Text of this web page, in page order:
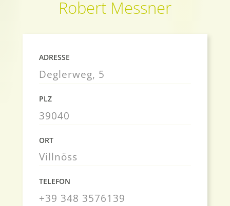
Robert Messner
ADRESSE
Deglerweg, 5
PLZ
39040
ORT
Villnöss
TELEFON
+39 348 3576139